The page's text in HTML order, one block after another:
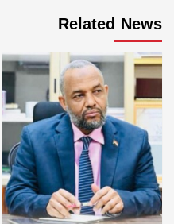
Related News